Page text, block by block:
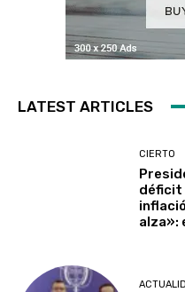
LATEST ARTICLES
CIERTO
déficit
alza»: